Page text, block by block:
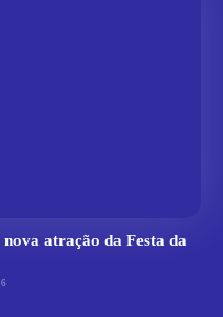
atração da Festa da